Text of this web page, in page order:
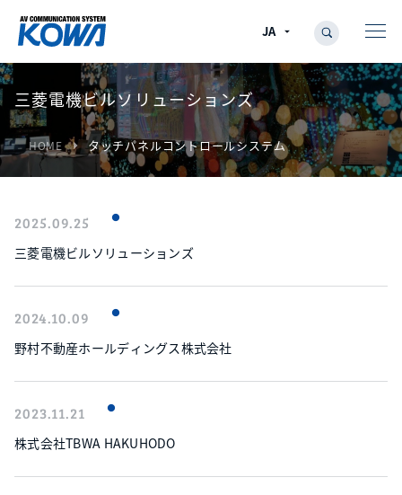
三菱電機ビルソリューションズ
HOME arrow_right タッチパネルコントロールシステム
2025.09.25
三菱電機ビルソリューションズ
2024.10.09
野村不動産ホールディングス株式会社
2023.11.21
株式会社TBWA HAKUHODO